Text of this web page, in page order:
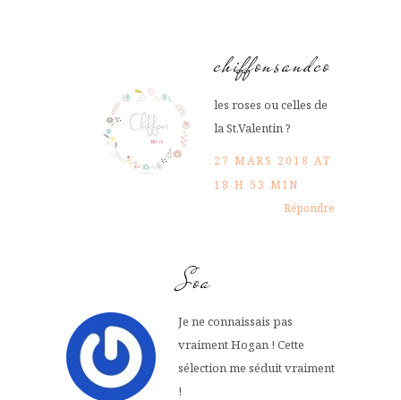
chiffonsandco
les roses ou celles de
la St.Valentin ?
27 MARS 2018 AT
18 H 53 MIN
Répondre
Soa
Je ne connaissais pas
vraiment Hogan ! Cette
sélection me séduit vraiment
!